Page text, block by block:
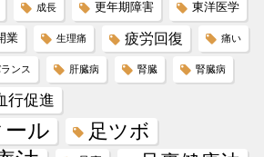
成長 更年期障害 東洋医学
業 生理痛 疲労回復 痛い
ンス 肝臓病 腎臓 腎臓病
行促進
ール 足ツボ